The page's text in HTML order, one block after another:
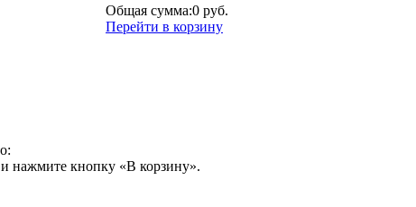
Общая сумма:0 руб.
Перейти в корзину
нажмите кнопку «В корзину».